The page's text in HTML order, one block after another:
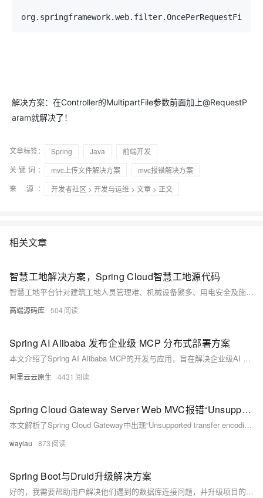
解决方案：在Controller的MultipartFile参数前面加上@RequestP
aram就解决了！
文章标签： Spring Java
前端开发
关键词：
mvc上传文件解决方案
mvc报错解决方案
来 源：
开发者社区 > 开发与运维 > 文章 > 正文
相关文章
智慧工地解决方案，Spring Cloud智慧工地源代码
智慧工地平台针对建筑工地人员管理难、机械设备繁多、用电安全及施工环境复杂等问题，通过集成应用和硬件设备，实现数据互联互通与集中展示。基于微服务架构（Java+Spring Cloud+UniApp+MySql），平台支持PC端、手机端、平板端、大屏端管理，涵盖人员实名制、工资考勤、视频AI监控、绿色施工、危大工程监测、物料管理和安全质量管理等功能，助力施工现场的数字化、智能化综合管理，提升效率与安全性。
高端源码库 504
Spring AI Alibaba 发布企业级 MCP 分布式部署方案
本文介绍了Spring AI Alibaba MCP的开发与应用，旨在解决企业级AI Agent在分布式环境下的部署和动态更新问题。通过集成Nacos，Spring AI Alibaba实现了流量负载均衡及节点变更动态感知等功能。开发者可方便地将企业内部业务系统发布为MCP服务或开发自己的AI Agent。文章详细描述了如何通过代理应用接入存量业务系统，以及全新MCP服务的开发流程，并提供了完整的配置示例和源码链接。未来，Spring AI Alibaba计划结合Nacos3的mcp-registry与mcp-router能力，进一步优化Agent开发体验。
阿里云云原生 4431
Spring Cloud Gateway Server Web MVC报错“Unsupported transfer encoding: chunked”解决
本文解析了Spring Cloud Gateway中出现“Unsupported transfer encoding: chunked”错误的原因，指出该问题源于Feign依赖的HTTP客户端与服务端的`chunked`传输编码不兼容，并提供了具体的解决方案。通过规范Feign客户端接口的返回类型，可有效避免该异常，提升系统兼容性与稳定性。
waylau 873
Spring Boot与Druid升级解决方案
好的，我需要帮助用户解决他们遇到的数据库连接问题，并升级项目的依赖。首先，用户提供的错误信息是关于Spring Boot应用在初始化数据源时抛出的异常，具体是Druid连接池验证连接失败。同时，用户希望升级项目的依赖版本。